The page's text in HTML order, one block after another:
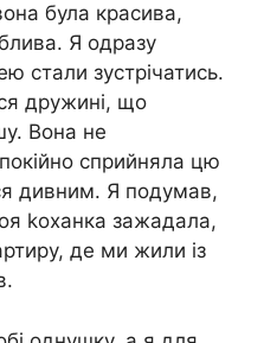
була красива,
Я одразу
стали зустрічатись.
дружині, що
Вона не
сприйняла цю
дивним. Я подумав,
kоханка зажадала,
де ми жили із